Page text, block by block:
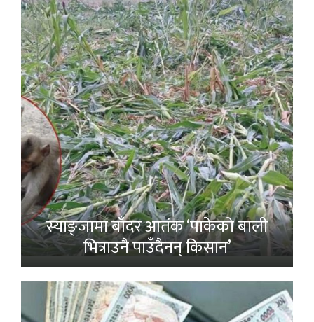
स्याङ्जामा बाँदर आतंक ‘पाकेको बाली
भित्राउनै पाउँदैनन् किसान’